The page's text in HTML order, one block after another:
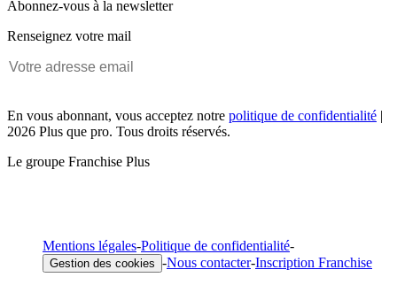
Abonnez-vous à la newsletter
Renseignez votre mail
En vous abonnant, vous acceptez notre politique de confidentialité |
2026 Plus que pro. Tous droits réservés.
Le groupe Franchise Plus
Mentions légales-Politique de confidentialité-
Gestion des cookies -Nous contacter-Inscription Franchise